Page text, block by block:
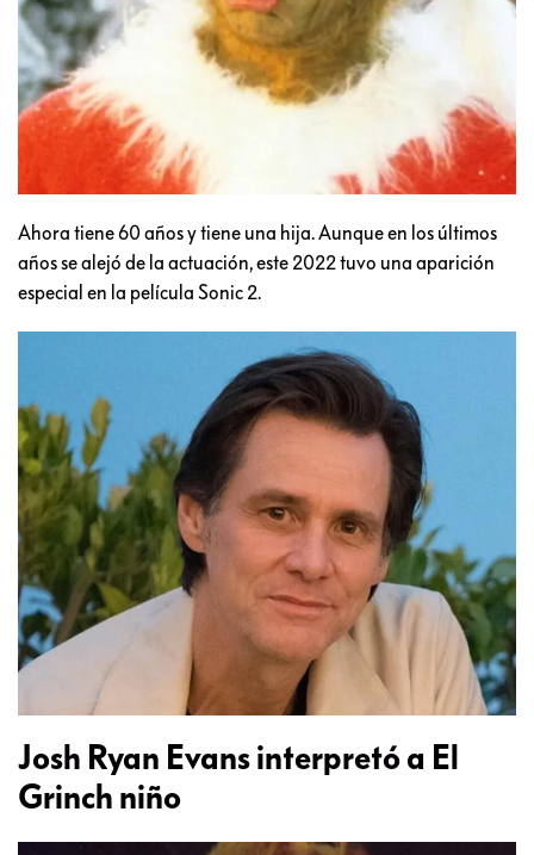
Ahora tiene 60 años y tiene una hija. Aunque en los últimos
años se alejó de la actuación, este 2022 tuvo una aparición
especial en la película Sonic 2.
Josh Ryan Evans interpretó a El
Grinch niño